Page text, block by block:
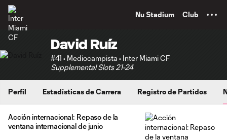
Nu Stadium Club
David Ruíz
#41 • Mediocampista • Inter Miami CF
Supplemental Slots 21-24
Perfil Estadísticas de Carrera Registro de Partidos
Acción internacional: Repaso de la
ventana internacional de junio